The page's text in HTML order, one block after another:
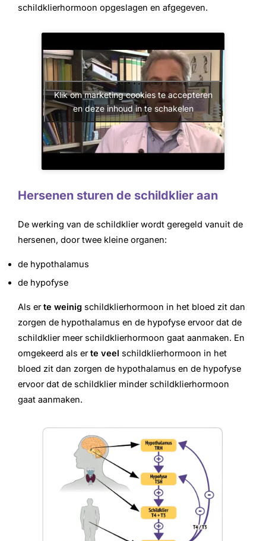
schildklierhormoon opgeslagen en afgegeven.
Klik om marketing cookies te accepteren
en deze inhoud in te schakelen
Hersenen sturen de schildklier aan
De werking van de schildklier wordt geregeld vanuit de
hersenen, door twee kleine organen:
de hypothalamus
de hypofyse
Als erte weinig schildklierhormoon in het bloed zit dan
zorgen de hypothalamus en de hypofyse ervoor dat de
schildklier meer schildklierhormoon gaat aanmaken. En
omgekeerd als erte veel schildklierhormoon in het
bloed zit dan zorgen de hypothalamus en de hypofyse
ervoor dat de schildklier minder schildklierhormoon
gaat aanmaken.